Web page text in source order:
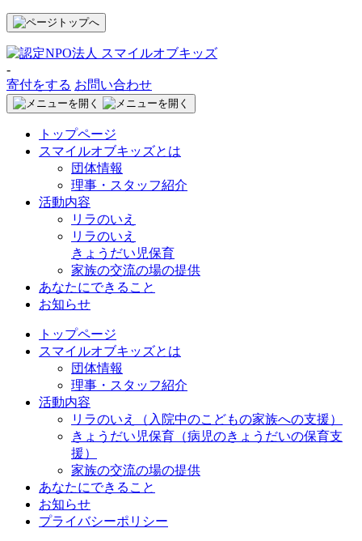
-
寄付をする お問い合わせ
トップページ
スマイルオブキッズとは
団体情報
理事・スタッフ紹介
活動内容
リラのいえ
リラのいえ
きょうだい児保育
家族の交流の場の提供
あなたにできること
お知らせ
トップページ
スマイルオブキッズとは
団体情報
理事・スタッフ紹介
活動内容
リラのいえ
（入院中のこどもの家族への支援）
きょうだい児保育 （病児のきょうだいの保育支
援）
家族の交流の場の提供
あなたにできること
お知らせ
プライバシーポリシー